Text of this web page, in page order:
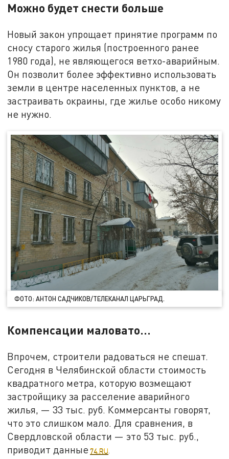
Можно будет снести больше
Новый закон упрощает принятие программ по
сносу старого жилья (построенного ранее
1980 года), не являющегося ветхо-аварийным.
Он позволит более эффективно использовать
земли в центре населенных пунктов, а не
застраивать окраины, где жилье особо никому
не нужно.
ФОТО: АНТОН САДЧИКОВ/ТЕЛЕКАНАЛ ЦАРЬГРАД.
Компенсации маловато...
Впрочем, строители радоваться не спешат.
Сегодня в Челябинской области стоимость
квадратного метра, которую возмещают
застройщику за расселение аварийного
жилья, — 33 тыс. руб. Коммерсанты говорят,
что это слишком мало. Для сравнения, в
Свердловской области — это 53 тыс. руб.,
приводит данные 74.RU